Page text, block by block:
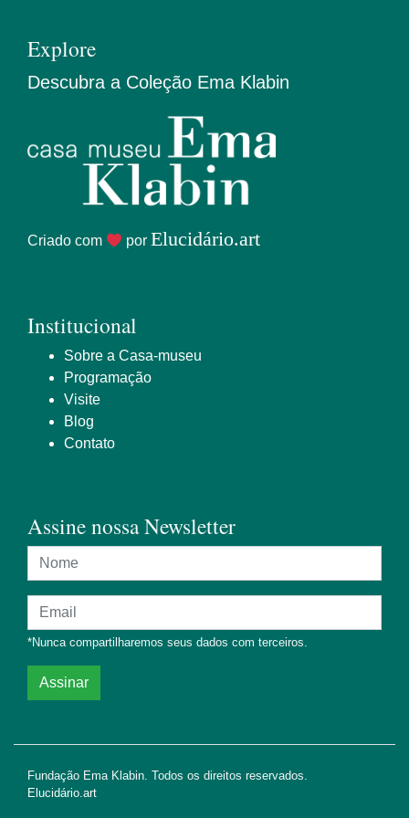
Explore
Descubra a Coleção Ema Klabin
Criado com por Elucidário.art
Institucional
Sobre a Casa-museu
Programação
Visite
Blog
Contato
Assine nossa Newsletter
Nome
Endereço de e-mail
*Nunca compartilharemos seus dados com terceiros.
Assinar
Fundação Ema Klabin. Todos os direitos reservados.
Elucidário.art